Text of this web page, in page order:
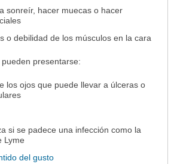
sonreír, hacer muecas o hacer
o debilidad de los músculos en la cara
presentarse:
los ojos que puede llevar a úlceras o
si se padece una infección como la
Lyme
del gusto